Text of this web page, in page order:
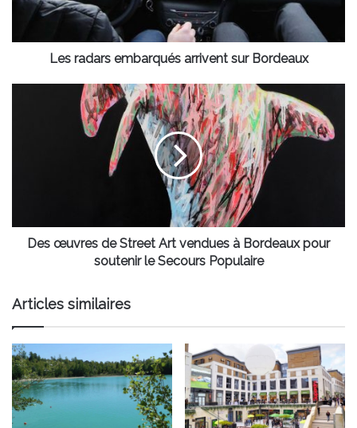
Les radars embarqués arrivent sur Bordeaux
pour
soutenir
Des œuvres de Street Art vendues à Bordeaux pour
soutenir le Secours Populaire
Articles similaires